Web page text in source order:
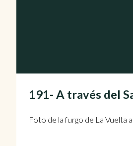
191- A través del
Foto de la furgo de La Vuelta